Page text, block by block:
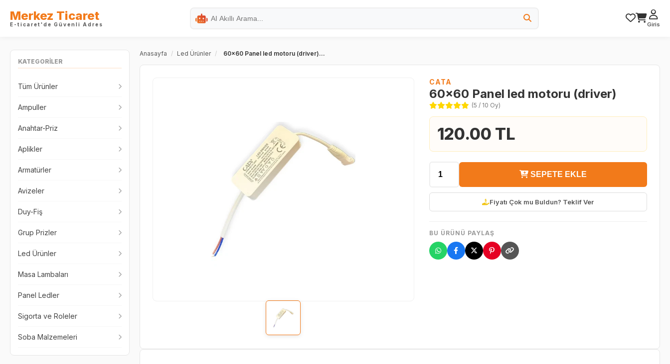
Merkez Ticaret
E-ticaret'de Güvenli Adres Giris
KATEGORİLER
Tüm Ürünler
Ampuller
Anahtar-Priz
Aplikler
Armatürler
Avizeler
Duy-Fiş
Grup Prizler
Led Ürünler
Masa Lambaları
Panel Ledler
Sigorta ve Roleler
Soba Malzemeleri
Anasayfa / Led Ürünler / 60x60 Panel led motoru (driver)...
CATA
60x60 Panel led motoru (driver)
(5 / 10 Oy)
120.00 TL
SEPETE EKLE
Fiyatı Çok mu Buldun? Teklif Ver
BU ÜRÜNÜ PAYLAŞ